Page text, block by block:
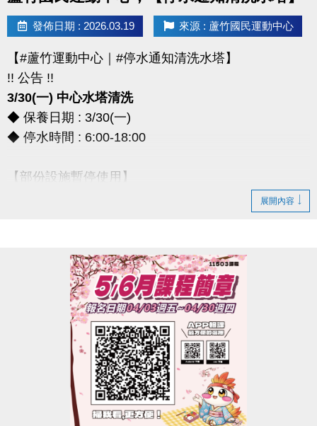
用），須現場報名繳費使用。
想報名期課及家教班的運動好友們，千萬別錯過喔～～～
發佈日期 : 2026.03.19 來源 : 蘆竹國民運動中心
【#蘆竹運動中心｜#停水通知清洗水塔】
!! 公告 !!
3/30(一) 中心水塔清洗
◆ 保養日期 : 3/30(一)
◆ 停水時間 : 6:00-18:00
【部份設施暫停使用】
*** 造成不便，敬請見諒 ***
-洽詢專線：03-2639066 #111、112
-官網 :
https://www.lzsports.com.tw/zh_TW/news/pageID/1/
-FB : 桃園市蘆竹國民運動中心
-IG : @luzhusports
展開內容